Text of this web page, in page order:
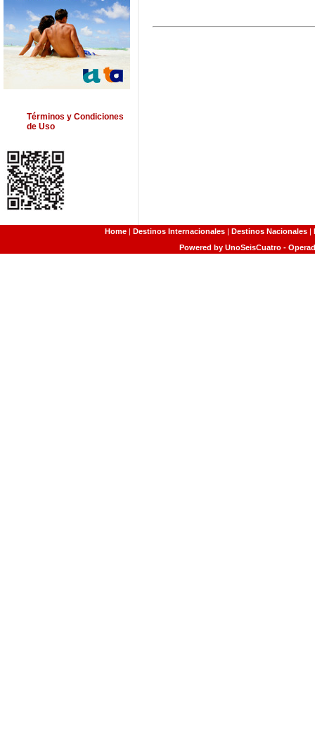
Términos y Condiciones
de Uso
Home | Destinos Internacionales | Destinos Nacionales |
Powered by UnoSeisCuatro -